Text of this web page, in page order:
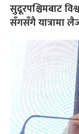
सुदूरपश्चिमबाट
सँगसँगै यात्रामा